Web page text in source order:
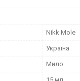
Nikk Mole
Україна
Мило